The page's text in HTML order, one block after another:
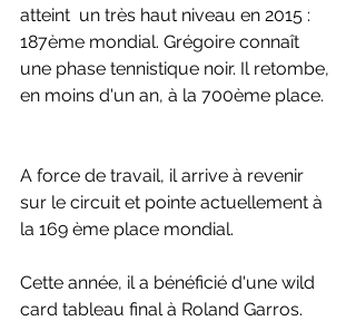
atteint  un très haut niveau en 2015 :
187ème mondial. Grégoire connaît
une phase tennistique noir. Il retombe,
en moins d'un an, à la 700ème place.
A force de travail, il arrive à revenir
sur le circuit et pointe actuellement à
la 169 ème place mondial.
Cette année, il a bénéficié d'une wild
card tableau final à Roland Garros.